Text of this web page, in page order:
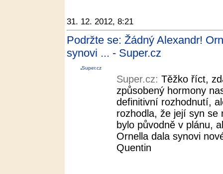
31. 12. 2012, 8:21
Podržte se: Žádný Alexandr!
synovi ... - Super.cz
Super.cz
Super.cz: Těžko říct,
způsobený hormony
definitivní rozhodnutí,
rozhodla, že její syn se
bylo původně v plánu,
Ornella dala synovi
Quentin